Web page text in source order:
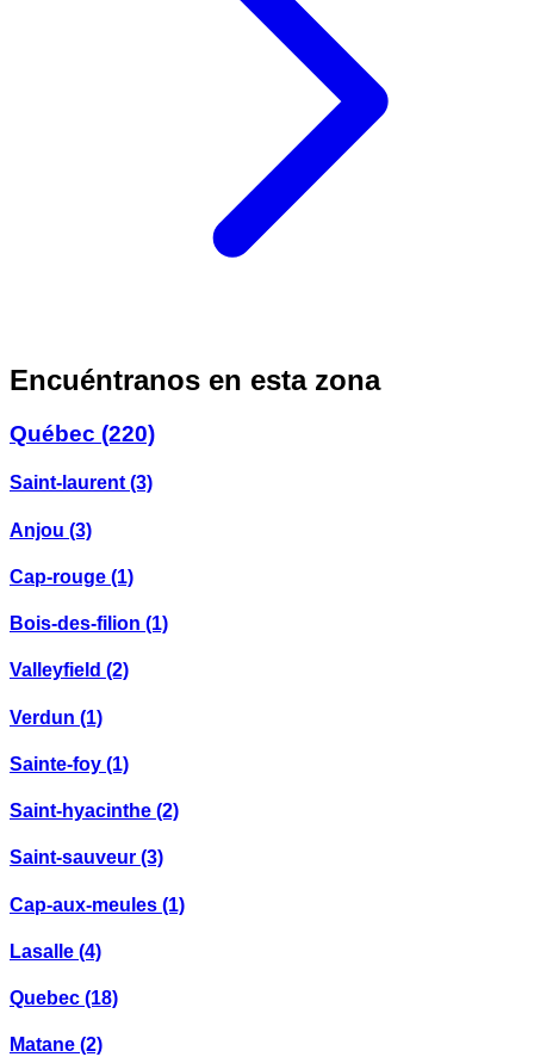
Encuéntranos en esta zona
Québec (220)
Saint-laurent (3)
Anjou (3)
Cap-rouge (1)
Bois-des-filion (1)
Valleyfield (2)
Verdun (1)
Sainte-foy (1)
Saint-hyacinthe (2)
Saint-sauveur (3)
Cap-aux-meules (1)
Lasalle (4)
Quebec (18)
Matane (2)